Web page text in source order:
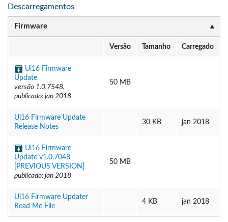
Descarregamentos
Firmware
Versão Tamanho Carregado
Ui16 Firmware
Update
versão 1.0.7548,
publicado: jan 2018
50 MB
Ui16 Firmware Update
Release Notes
30 KB jan 2018
Ui16 Firmware
Update v1.0.7048
[PREVIOUS VERSION]
publicado: jan 2018
50 MB
Ui16 Firmware Updater
Read Me File
4 KB jan 2018